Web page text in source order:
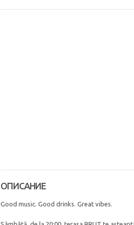
ОПИСАНИЕ
Good music. Good drinks. Great vibes.